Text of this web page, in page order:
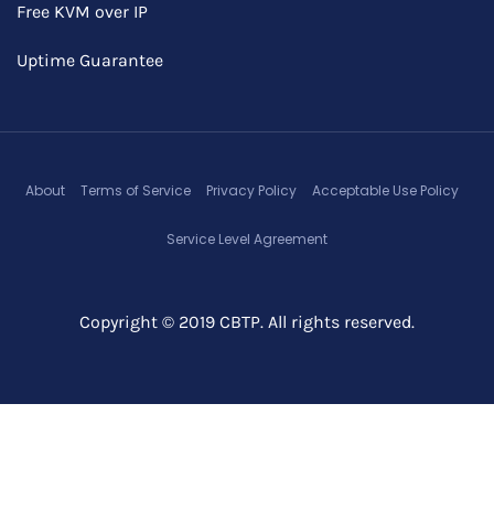
Free KVM over IP
Uptime Guarantee
Copyright © 2019 CBTP. All rights reserved.
About Terms of Service Privacy Policy Acceptable Use Policy
Service Level Agreement